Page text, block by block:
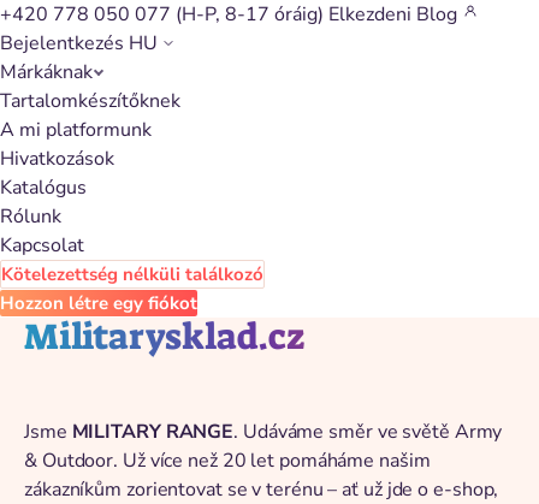
+420 778 050 077 (H-P, 8-17 óráig) Elkezdeni Blog
Bejelentkezés HU
Márkáknak
Tartalomkészítőknek
A mi platformunk
Hivatkozások
Katalógus
Rólunk
Kapcsolat
Kötelezettség nélküli találkozó
Hozzon létre egy fiókot
Vissza a katalógushoz
Militarysklad.cz
Jsme MILITARY RANGE. Udáváme směr ve světě Army
& Outdoor. Už více než 20 let pomáháme našim
zákazníkům zorientovat se v terénu – ať už jde o e-shop,